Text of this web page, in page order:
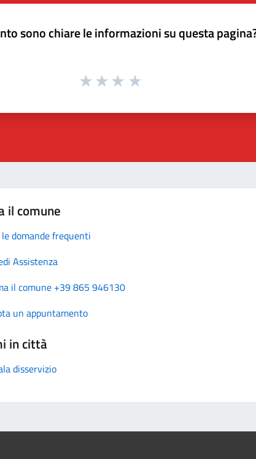
sono chiare le informazioni su questa
il comune
le domande frequenti
Assistenza
il comune +39 865 946130
un appuntamento
in città
disservizio